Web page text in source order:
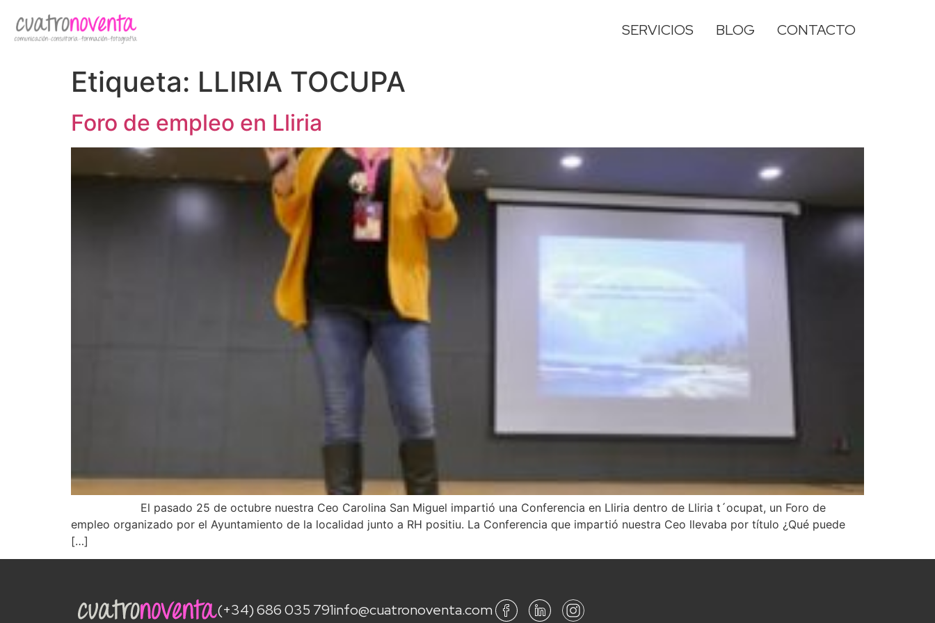
SERVICIOS BLOG CONTACTO
Etiqueta: LLIRIA TOCUPA
Foro de empleo en Lliria
El pasado 25 de octubre nuestra Ceo Carolina San Miguel impartió una Conferencia en Lliria dentro de Lliria t´ocupat, un Foro de
empleo organizado por el Ayuntamiento de la localidad junto a RH positiu. La Conferencia que impartió nuestra Ceo llevaba por título ¿Qué puede
[…]
(+34) 686 035 791info@cuatronoventa.com